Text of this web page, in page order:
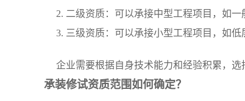
2. 二级资质：可以承接中型工程项目，如一
3. 三级资质：可以承接小型工程项目，如低
企业需要根据自身技术能力和经验积累，
承装修试资质范围如何确定？